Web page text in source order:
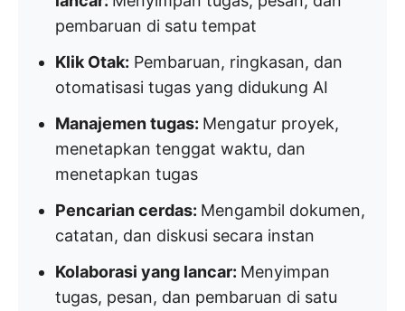
pembaruan di satu tempat
Klik Otak: Pembaruan, ringkasan, dan
otomatisasi tugas yang didukung AI
Manajemen tugas: Mengatur proyek,
menetapkan tenggat waktu, dan
menetapkan tugas
Pencarian cerdas: Mengambil dokumen,
catatan, dan diskusi secara instan
Kolaborasi yang lancar: Menyimpan
tugas, pesan, dan pembaruan di satu